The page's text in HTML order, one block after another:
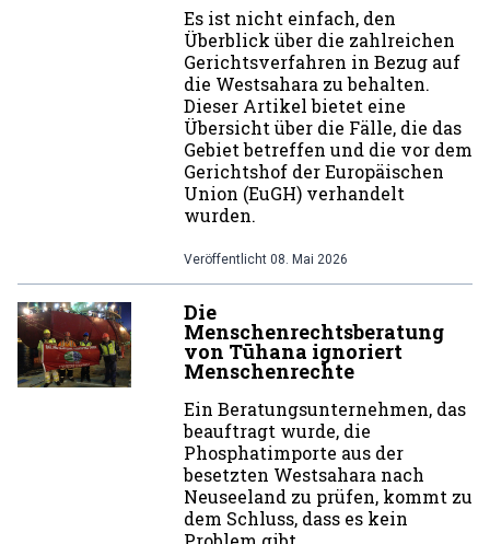
Es ist nicht einfach, den
Überblick über die zahlreichen
Gerichtsverfahren in Bezug auf
die Westsahara zu behalten.
Dieser Artikel bietet eine
Übersicht über die Fälle, die das
Gebiet betreffen und die vor dem
Gerichtshof der Europäischen
Union (EuGH) verhandelt
wurden.
Veröffentlicht 08. Mai 2026
Die
Menschenrechtsberatung
von Tūhana ignoriert
Menschenrechte
Ein Beratungsunternehmen, das
beauftragt wurde, die
Phosphatimporte aus der
besetzten Westsahara nach
Neuseeland zu prüfen, kommt zu
dem Schluss, dass es kein